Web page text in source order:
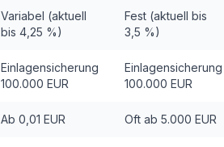
Variabel (aktuell
bis 4,25 %)
Fest (aktuell bis
3,5 %)
Einlagensicherung
100.000 EUR
Einlagensicherung
100.000 EUR
Ab 0,01 EUR Oft ab 5.000 EUR